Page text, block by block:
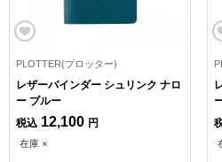
PLOTTER(プロッター)
レザーバインダー シュリンク ナロ
ー ブルー
税込 12,100 円
在庫 ×